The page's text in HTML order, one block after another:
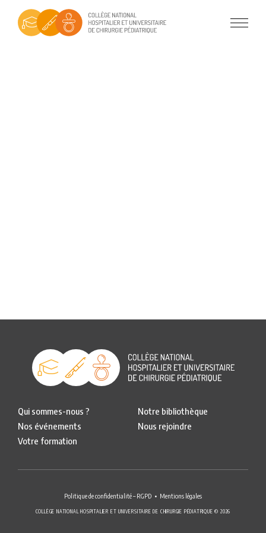
Qui sommes-nous ?
Nos événements
Votre formation
Notre bibliothèque
Nous rejoindre
Politique de confidentialité – RGPD Mentions légales
COLLÈGE NATIONAL HOSPITALIER ET UNIVERSITAIRE DE CHIRURGIE PÉDIATRIQUE © 2026